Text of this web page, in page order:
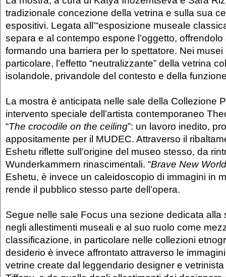
tradizionale concezione della vetrina e sulla sua
espositivi. Legata all’“esposizione museale
separa e al contempo espone l’oggetto,
formando una barriera per lo spettatore. Nei musei
particolare, l’effetto “neutralizzante” della vetrina
isolandole, privandole del contesto e della
La mostra è anticipata nelle sale della Collezione
intervento speciale dell’artista contemporaneo
“The crocodile on the ceiling”: un lavoro inedito,
appositamente per il MUDEC. Attraverso il
Eshetu riflette sull’origine del museo stesso, da
Wunderkammern rinascimentali. “Brave New World
Eshetu, è invece un caleidoscopio di immagini in
rende il pubblico stesso parte dell’opera.
Segue nelle sale Focus una sezione dedicata alla
negli allestimenti museali e al suo ruolo come
classificazione, in particolare nelle collezioni
desiderio è invece affrontato attraverso le
vetrine create dal leggendario designer e